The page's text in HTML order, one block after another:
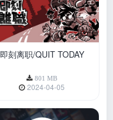
即刻离职/QUIT TODAY
801 MB
2024-04-05